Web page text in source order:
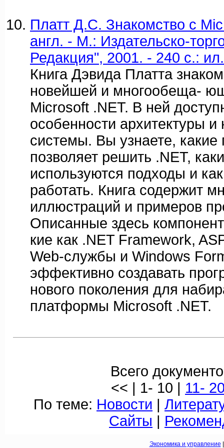
Платт Д.С. Знакомство с
англ. - М.: Издательско-
Редакция", 2001. - 240 с.: ил.
Книга Дэвида Платта
новейшей и многообеща-
Microsoft .NET. В ней
особенности архитектуры
системы. Вы узнаете,
позволяет решить .NET,
используются подходы и
работать. Книга содержит
иллюстраций и примеров
Описанные здесь
кие как .NET Framework,
Web-службы и Windows
эффективно создавать
нового поколения для
платформы Microsoft .NET.
Всего
<< | 1- 10 | 11-
По теме: Новости |
Сайты |
Экономика и управление